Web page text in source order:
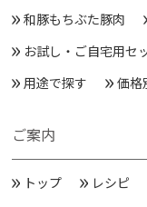
和豚もちぶた豚肉
お試し・ご自宅用セ
用途で探す
価格
ご案内
トップ レシピ